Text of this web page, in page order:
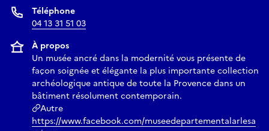
Téléphone
04 13 31 51 03
À propos
Un musée ancré dans la modernité vous présente de
façon soignée et élégante la plus importante collection
archéologique antique de toute la Provence dans un
bâtiment résolument contemporain.
Autre
https://www.facebook.com/museedepartementalarlesa